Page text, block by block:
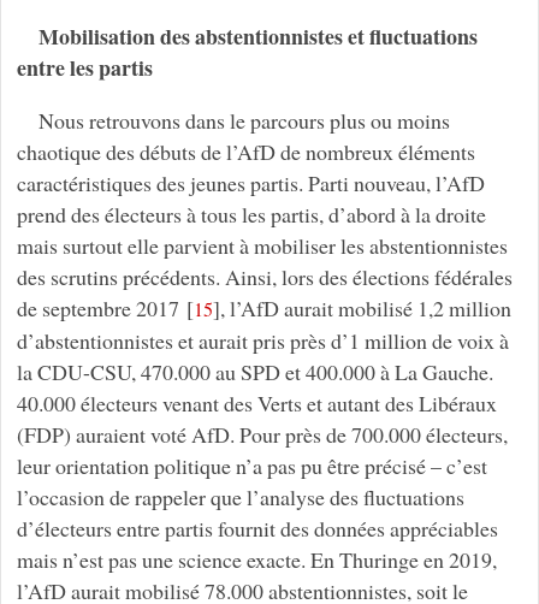
Mobilisation des abstentionnistes et fluctuations
entre les partis
Nous retrouvons dans le parcours plus ou moins
chaotique des débuts de l’AfD de nombreux éléments
caractéristiques des jeunes partis. Parti nouveau, l’AfD
prend des électeurs à tous les partis, d’abord à la droite
mais surtout elle parvient à mobiliser les abstentionnistes
des scrutins précédents. Ainsi, lors des élections fédérales
de septembre 2017 [15], l’AfD aurait mobilisé 1,2 million
d’abstentionnistes et aurait pris près d’1 million de voix à
la CDU-CSU, 470.000 au SPD et 400.000 à La Gauche.
40.000 électeurs venant des Verts et autant des Libéraux
(FDP) auraient voté AfD. Pour près de 700.000 électeurs,
leur orientation politique n’a pas pu être précisé – c’est
l’occasion de rappeler que l’analyse des fluctuations
d’électeurs entre partis fournit des données appréciables
mais n’est pas une science exacte. En Thuringe en 2019,
l’AfD aurait mobilisé 78.000 abstentionnistes, soit le